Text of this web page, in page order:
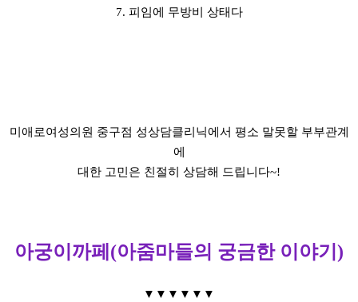
7. 피임에 무방비 상태다
미애로여성의원 중구점 성상담클리닉에서 평소 말못할 부부관계
에
대한 고민은 친절히 상담해 드립니다~!
아궁이까페(아줌마들의 궁금한 이야기)
▼ ▼ ▼ ▼ ▼ ▼